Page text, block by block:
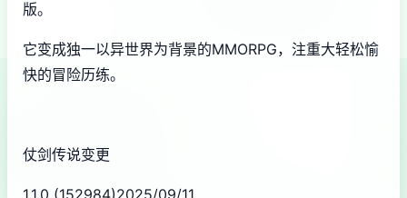
版。
它变成独一以异世界为背景的MMORPG，注重大轻松愉
快的冒险历练。
仗剑传说变更
1.1.0 (152984)2025/09/11